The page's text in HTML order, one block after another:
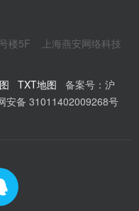
楼5F 上海燕安网络科技
|TXT地图 |备案号：沪
安备 31011402009268号